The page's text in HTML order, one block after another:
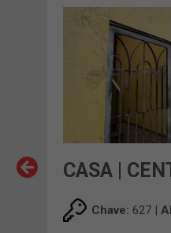
CASA |
Chave: 627 |